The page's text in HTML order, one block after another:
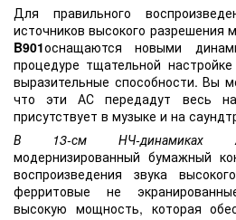
Для правильного
источников высокого разрешения
B901оснащаются новыми
процедуре тщательной
выразительные способности. Вы
что эти АС передадут весь
присутствует в музыке и на
В 13-см НЧ-динамиках
модернизированный бумажный
воспроизведения звука
ферритовые не
высокую мощность, которая